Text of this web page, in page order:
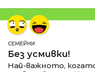
СЕМЕЙНИ
Без усмивки!
Най-важното,